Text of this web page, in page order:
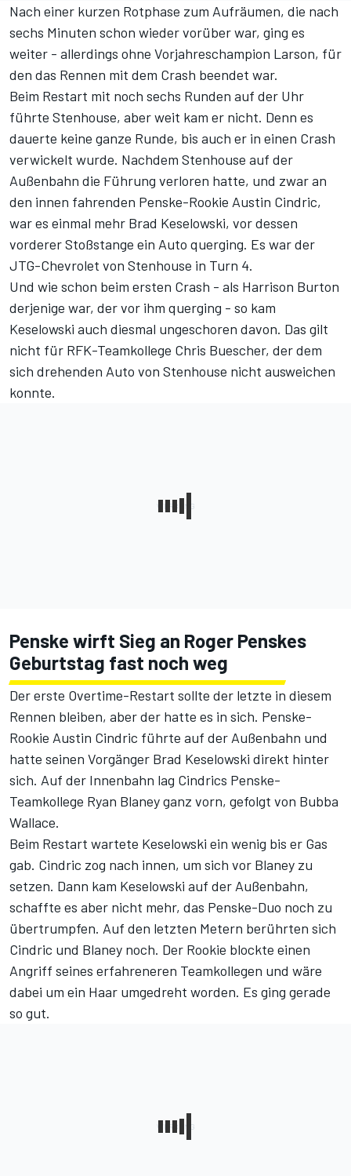
Nach einer kurzen Rotphase zum Aufräumen, die nach
sechs Minuten schon wieder vorüber war, ging es
weiter - allerdings ohne Vorjahreschampion Larson, für
den das Rennen mit dem Crash beendet war.
Beim Restart mit noch sechs Runden auf der Uhr
führte Stenhouse, aber weit kam er nicht. Denn es
dauerte keine ganze Runde, bis auch er in einen Crash
verwickelt wurde. Nachdem Stenhouse auf der
Außenbahn die Führung verloren hatte, und zwar an
den innen fahrenden Penske-Rookie Austin Cindric,
war es einmal mehr Brad Keselowski, vor dessen
vorderer Stoßstange ein Auto querging. Es war der
JTG-Chevrolet von Stenhouse in Turn 4.
Und wie schon beim ersten Crash - als Harrison Burton
derjenige war, der vor ihm querging - so kam
Keselowski auch diesmal ungeschoren davon. Das gilt
nicht für RFK-Teamkollege Chris Buescher, der dem
sich drehenden Auto von Stenhouse nicht ausweichen
konnte.
Penske wirft Sieg an Roger Penskes
Geburtstag fast noch weg
Der erste Overtime-Restart sollte der letzte in diesem
Rennen bleiben, aber der hatte es in sich. Penske-
Rookie Austin Cindric führte auf der Außenbahn und
hatte seinen Vorgänger Brad Keselowski direkt hinter
sich. Auf der Innenbahn lag Cindrics Penske-
Teamkollege Ryan Blaney ganz vorn, gefolgt von Bubba
Wallace.
Beim Restart wartete Keselowski ein wenig bis er Gas
gab. Cindric zog nach innen, um sich vor Blaney zu
setzen. Dann kam Keselowski auf der Außenbahn,
schaffte es aber nicht mehr, das Penske-Duo noch zu
übertrumpfen. Auf den letzten Metern berührten sich
Cindric und Blaney noch. Der Rookie blockte einen
Angriff seines erfahreneren Teamkollegen und wäre
dabei um ein Haar umgedreht worden. Es ging gerade
so gut.